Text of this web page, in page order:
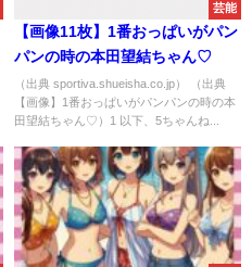
芸能
【画像11枚】1番おっぱいがパン
パンの時の本田望結ちゃん♡
（出典 sportiva.shueisha.co.jp） （出典
【画像】1番おっぱいがパンパンの時の本
田望結ちゃん♡）1 以下、5ちゃんね...